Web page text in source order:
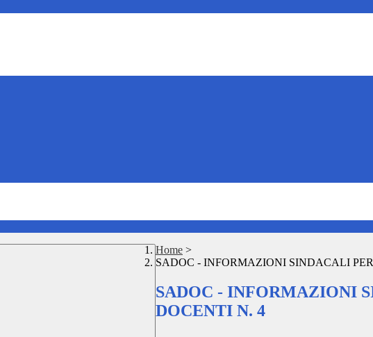
Home >
SADOC - INFORMAZIONI SINDACALI
SADOC - INFORMAZIONI
DOCENTI N. 4